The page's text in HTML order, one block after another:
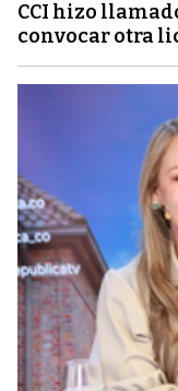
CCI hizo
convocar otra